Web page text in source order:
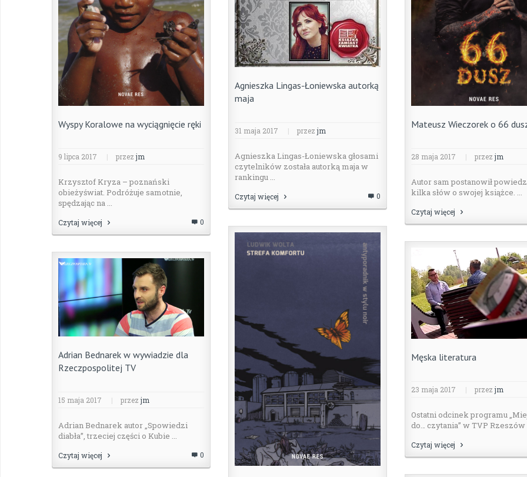
Wyspy Koralowe na wyciągnięcie ręki
9 lipca 2017 | przez jm
Krzysztof Kryza – poznański
obieżyświat. Podróżuje samotnie,
spędzając na ...
Czytaj więcej 0
Agnieszka Lingas-Łoniewska autorką
maja
31 maja 2017 | przez jm
Agnieszka Lingas-Łoniewska głosami
czytelników została autorką maja w
rankingu ...
Czytaj więcej 0
Mateusz Wieczorek o 66
28 maja 2017 | przez jm
Autor sam postanowił
kilka słów o swojej książce. ...
Czytaj więcej
Męska literatura
23 maja 2017 | przez jm
Ostatni odcinek programu
do… czytania” w TVP Rzeszów
Czytaj więcej
Adrian Bednarek w wywiadzie dla
Rzeczpospolitej TV
15 maja 2017 | przez jm
Adrian Bednarek autor „Spowiedzi
diabła”, trzeciej części o Kubie ...
Czytaj więcej 0